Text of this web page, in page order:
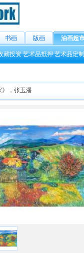
书画 版画 油画超
藏投资 艺术品抵押 艺术品定制
》，张玉潘